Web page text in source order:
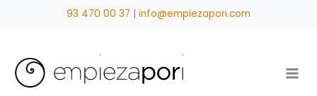
93 470 00 37 | info@empiezapori.com